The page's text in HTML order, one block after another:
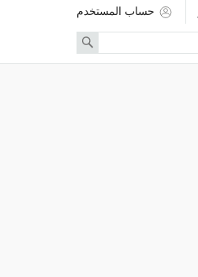
حساب المستخدم
Search